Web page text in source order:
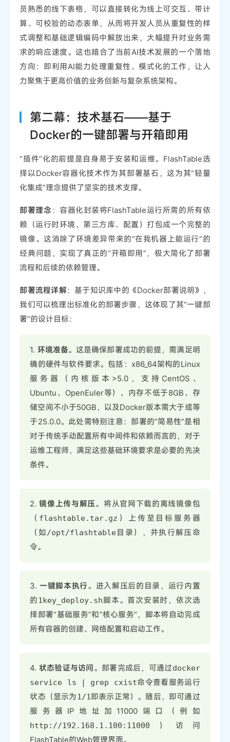
员熟悉的线下表格，可以直接转化为线上可交互、带计
算、可校验的动态表单，从而将开发人员从重复性的样
式调整和基础逻辑编码中解放出来，大幅提升对业务需
求的响应速度。这也暗合了当前AI技术发展的一个落地
方向：即利用AI能力处理重复性、模式化的工作，让人
力聚焦于更高价值的业务创新与复杂系统架构。
第二幕：技术基石——基于
Docker的一键部署与开箱即用
“插件”化的前提是自身易于安装和运维。FlashTable选
择以Docker容器化技术作为其部署基石，这为其“轻量
化集成”理念提供了坚实的技术支撑。
部署理念 ：容器化封装将FlashTable运行所需的所有依
赖（运行时环境、第三方库、配置）打包成一个完整的
镜像。这消除了环境差异带来的“在我机器上能运行”的
经典问题，实现了真正的“开箱即用”，极大简化了部署
流程和后续的依赖管理。
部署流程详解：基于知识库中的《Docker部署说明》，
我们可以梳理出标准化的部署步骤，这体现了其“一键部
署”的设计目标：
1. 环境准备。这是确保部署成功的前提，需满足明
确的硬件与软件要求。包括：x86_64架构的Linux
服务器（内核版本>5.0，支持CentOS、
Ubuntu、OpenEuler等）、内存不低于8GB、存
储空间不小于50GB，以及Docker版本需大于或等
于25.0.0。此处需特别注意：部署的“简易性”是相
对于传统手动配置所有中间件和依赖而言的，对于
运维工程师，满足这些基础环境要求是必要的先决
条件。
2.镜像上传与解压。将从官网下载的离线镜像包
（ flashtable.tar.gz ）上传至目标服务器
（如/opt/flashtable目录），并执行解压命
令。
3. 一键脚本执行。进入解压后的目录，运行内置
的1key_deploy.sh脚本。首次安装时，依次选
择部署“基础服务”和“核心服务”，脚本将自动完成
所有容器的创建、网络配置和启动工作。
4. 状态验证与访问。部署完成后，可通过docker
service ls | grep cxist命令查看服务运行
状态（显示为1/1即表示正常）。随后，即可通过
服务器IP地址加11000端口（例如
http://192.168.1.100:11000
）访问
FlashTable的Web管理界面。